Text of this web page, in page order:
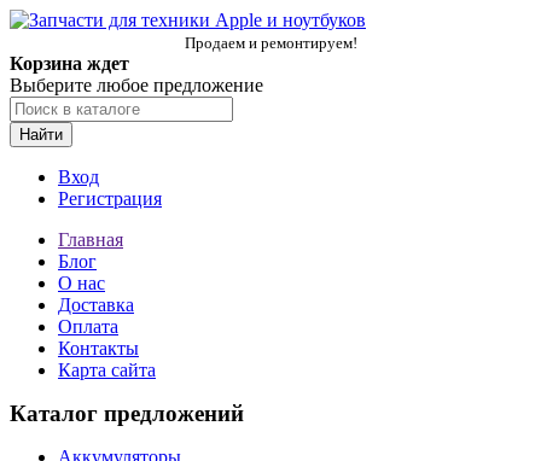
Продаем и ремонтируем!
Корзина ждет
Выберите любое предложение
Найти
Вход
Регистрация
Главная
Блог
О нас
Доставка
Оплата
Контакты
Карта сайта
Каталог предложений
Аккумуляторы